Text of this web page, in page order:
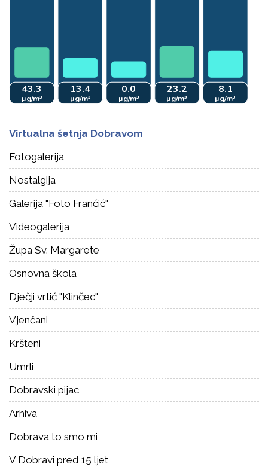
Virtualna šetnja Dobravom
Fotogalerija
Nostalgija
Galerija "Foto Frančić"
Videogalerija
Župa Sv. Margarete
Osnovna škola
Dječji vrtić "Klinčec"
Vjenčani
Kršteni
Umrli
Dobravski pijac
Arhiva
Dobrava to smo mi
V Dobravi pred 15 ljet